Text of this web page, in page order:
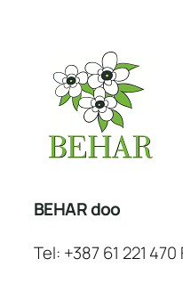
BEHAR doo
Tel: +387 61 221